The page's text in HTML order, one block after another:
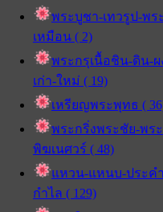
พระบูชา-เทวรูป-พร
เหมือน ( 2)
พระกรุเนื้อชิน-ดิน-ผ
เก่า-ใหม่ ( 19)
เหรียญพระพุทธ (
พระกริ่งพระชัย-พระ
พิฆเนศวร์ ( 48)
แหวน-แหนบ-ประค
กำไล ( 129)